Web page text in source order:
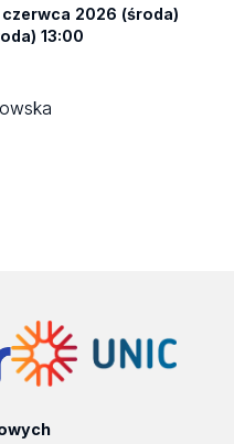
2026 (środa)
13:00